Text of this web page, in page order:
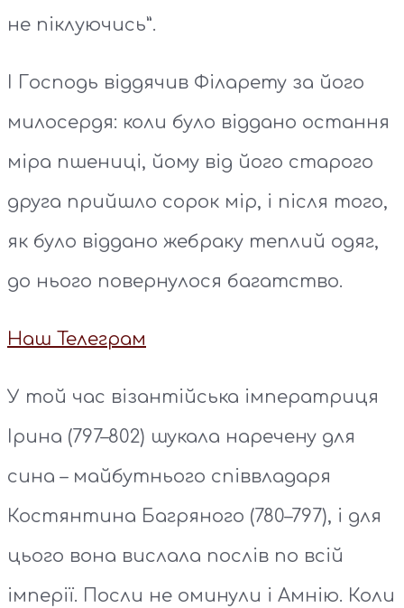
не піклуючись”.
І Господь віддячив Філарету за його
милосердя: коли було віддано остання
міра пшениці, йому від його старого
друга прийшло сорок мір, і після того,
як було віддано жебраку теплий одяг,
до нього повернулося багатство.
Наш Телеграм
У той час візантійська імператриця
Ірина (797–802) шукала наречену для
сина – майбутнього співвладаря
Костянтина Багряного (780–797), і для
цього вона вислала послів по всій
імперії. Посли не оминули і Амнію. Коли